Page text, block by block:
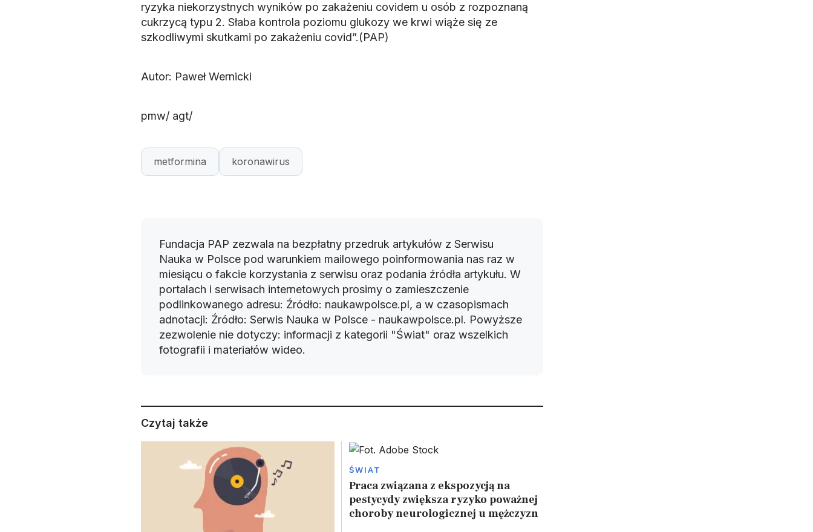
ryzyka niekorzystnych wyników po zakażeniu covidem u osób z rozpoznaną
cukrzycą typu 2. Słaba kontrola poziomu glukozy we krwi wiąże się ze
szkodliwymi skutkami po zakażeniu covid”.(PAP)
Autor: Paweł Wernicki
pmw/ agt/
metformina koronawirus
Fundacja PAP zezwala na bezpłatny przedruk artykułów z Serwisu
Nauka w Polsce pod warunkiem mailowego poinformowania nas raz w
miesiącu o fakcie korzystania z serwisu oraz podania źródła artykułu. W
portalach i serwisach internetowych prosimy o zamieszczenie
podlinkowanego adresu: Źródło: naukawpolsce.pl, a w czasopismach
adnotacji: Źródło: Serwis Nauka w Polsce - naukawpolsce.pl. Powyższe
zezwolenie nie dotyczy: informacji z kategorii "Świat" oraz wszelkich
fotografii i materiałów wideo.
Czytaj także
ŚWIAT
Praca związana z ekspozycją na
pestycydy zwiększa ryzyko poważnej
choroby neurologicznej u mężczyzn